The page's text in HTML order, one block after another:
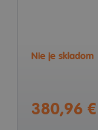
Nie je skladom
380,96 €